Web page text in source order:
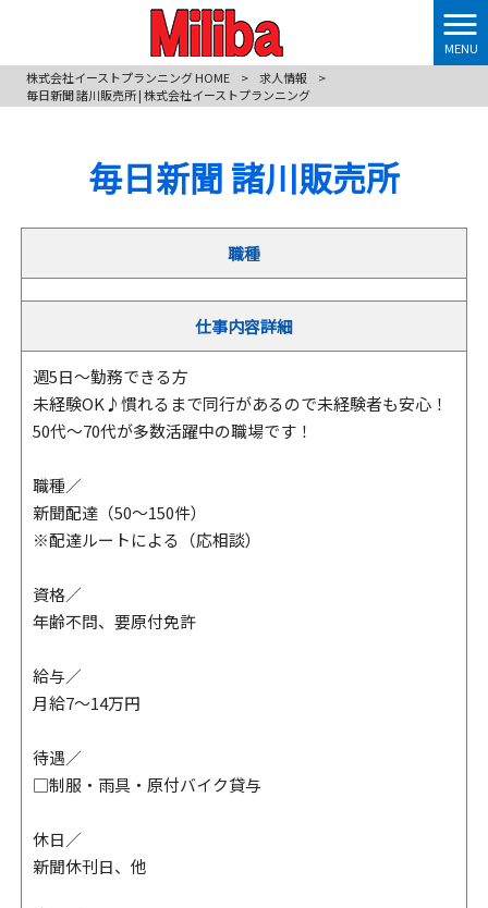
MENU
株式会社イーストプランニング HOME
> 求人情報
>
毎日新聞 諸川販売所 | 株式会社イーストプランニング
毎日新聞 諸川販売所
職種
仕事内容詳細
週5日～勤務できる方
未経験OK♪慣れるまで同行があるので未経験者も安心！
50代～70代が多数活躍中の職場です！
職種／
新聞配達（50～150件）
※配達ルートによる（応相談）
資格／
年齢不問、要原付免許
給与／
月給7～14万円
待遇／
□制服・雨具・原付バイク貸与
休日／
新聞休刊日、他